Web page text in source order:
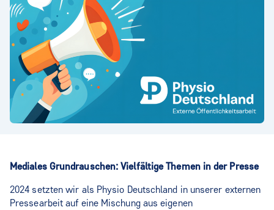
Mediales Grundrauschen: Vielfältige Themen in der Presse
2024 setzten wir als Physio Deutschland in unserer externen
Pressearbeit auf eine Mischung aus eigenen